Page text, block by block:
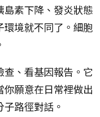
素下降、發炎狀態
境就不同了。細胞
查、看基因報告。它
願意在日常裡做出
路徑對話。